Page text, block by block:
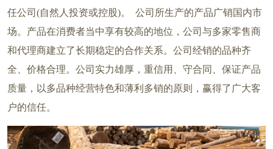
任公司(自然人投资或控股)。 公司所生产的产品广销国内市
场。产品在消费者当中享有较高的地位，公司与多家零售商
和代理商建立了长期稳定的合作关系。公司经销的品种齐
全、价格合理。公司实力雄厚，重信用、守合同、保证产品
质量，以多品种经营特色和薄利多销的原则，赢得了广大客
户的信任。